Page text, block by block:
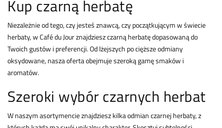
Kup czarną herbatę
Niezależnie od tego, czy jesteś znawcą, czy początkującym w świecie
herbaty, w Café du Jour znajdziesz czarną herbatę dopasowaną do
Twoich gustów i preferencji. Od lżejszych po cięższe odmiany
oksydowane, nasza oferta obejmuje szeroką gamę smaków i
aromatów.
Szeroki wybór czarnych herbat
W naszym asortymencie znajdziesz kilka odmian czarnej herbaty, z